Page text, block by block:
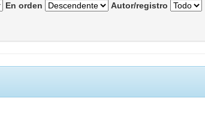
En orden Autor/registro